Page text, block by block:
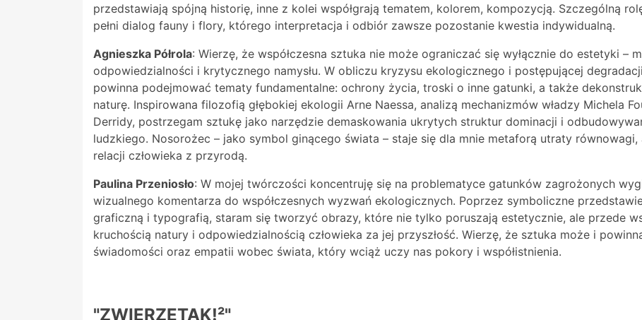
przedstawiają spójną historię, inne z kolei współgrają tematem, kolorem, kompozycją. Szczególną
pełni dialog fauny i flory, którego interpretacja i odbiór zawsze pozostanie kwestia indywidualną.
Agnieszka Półrola: Wierzę, że współczesna sztuka nie może ograniczać się wyłącznie do estetyki –
odpowiedzialności i krytycznego namysłu. W obliczu kryzysu ekologicznego i postępującej
powinna podejmować tematy fundamentalne: ochrony życia, troski o inne gatunki, a także
naturę. Inspirowana filozofią głębokiej ekologii Arne Naessa, analizą mechanizmów władzy Michela
Derridy, postrzegam sztukę jako narzędzie demaskowania ukrytych struktur dominacji i
ludzkiego. Nosorożec – jako symbol ginącego świata – staje się dla mnie metaforą utraty
relacji człowieka z przyrodą.
Paulina Przeniosło: W mojej twórczości koncentruję się na problematyce gatunków zagrożonych
wizualnego komentarza do współczesnych wyzwań ekologicznych. Poprzez symboliczne
graficzną i typografią, staram się tworzyć obrazy, które nie tylko poruszają estetycznie, ale przede
kruchością natury i odpowiedzialnością człowieka za jej przyszłość. Wierzę, że sztuka może i
świadomości oraz empatii wobec świata, który wciąż uczy nas pokory i współistnienia.
"ZWIERZĘTAK!²"